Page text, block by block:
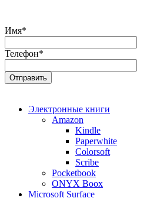
Имя*
Телефон*
Электронные книги
Amazon
Kindle
Paperwhite
Colorsoft
Scribe
Pocketbook
ONYX Boox
Microsoft Surface